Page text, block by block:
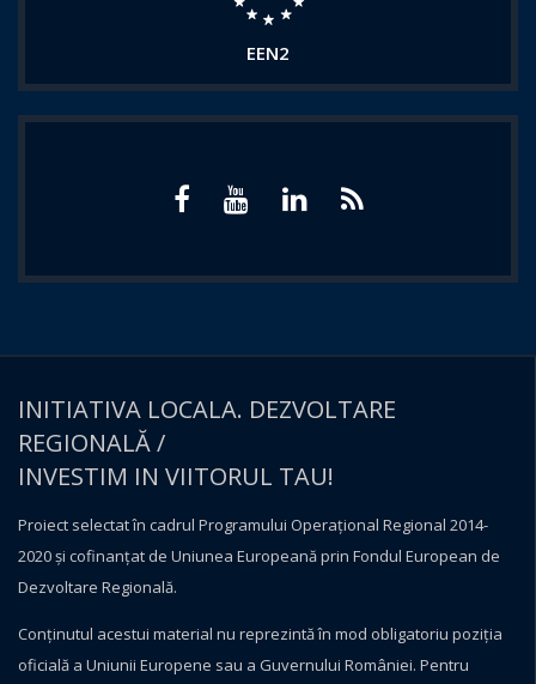
EEN2
INITIATIVA LOCALA. DEZVOLTARE
REGIONALĂ /
INVESTIM IN VIITORUL TAU!
Proiect selectat în cadrul Programului Operațional Regional 2014-
2020 și cofinanțat de Uniunea Europeană prin Fondul European de
Dezvoltare Regională.
Conţinutul acestui material nu reprezintă în mod obligatoriu poziţia
oficială a Uniunii Europene sau a Guvernului României. Pentru